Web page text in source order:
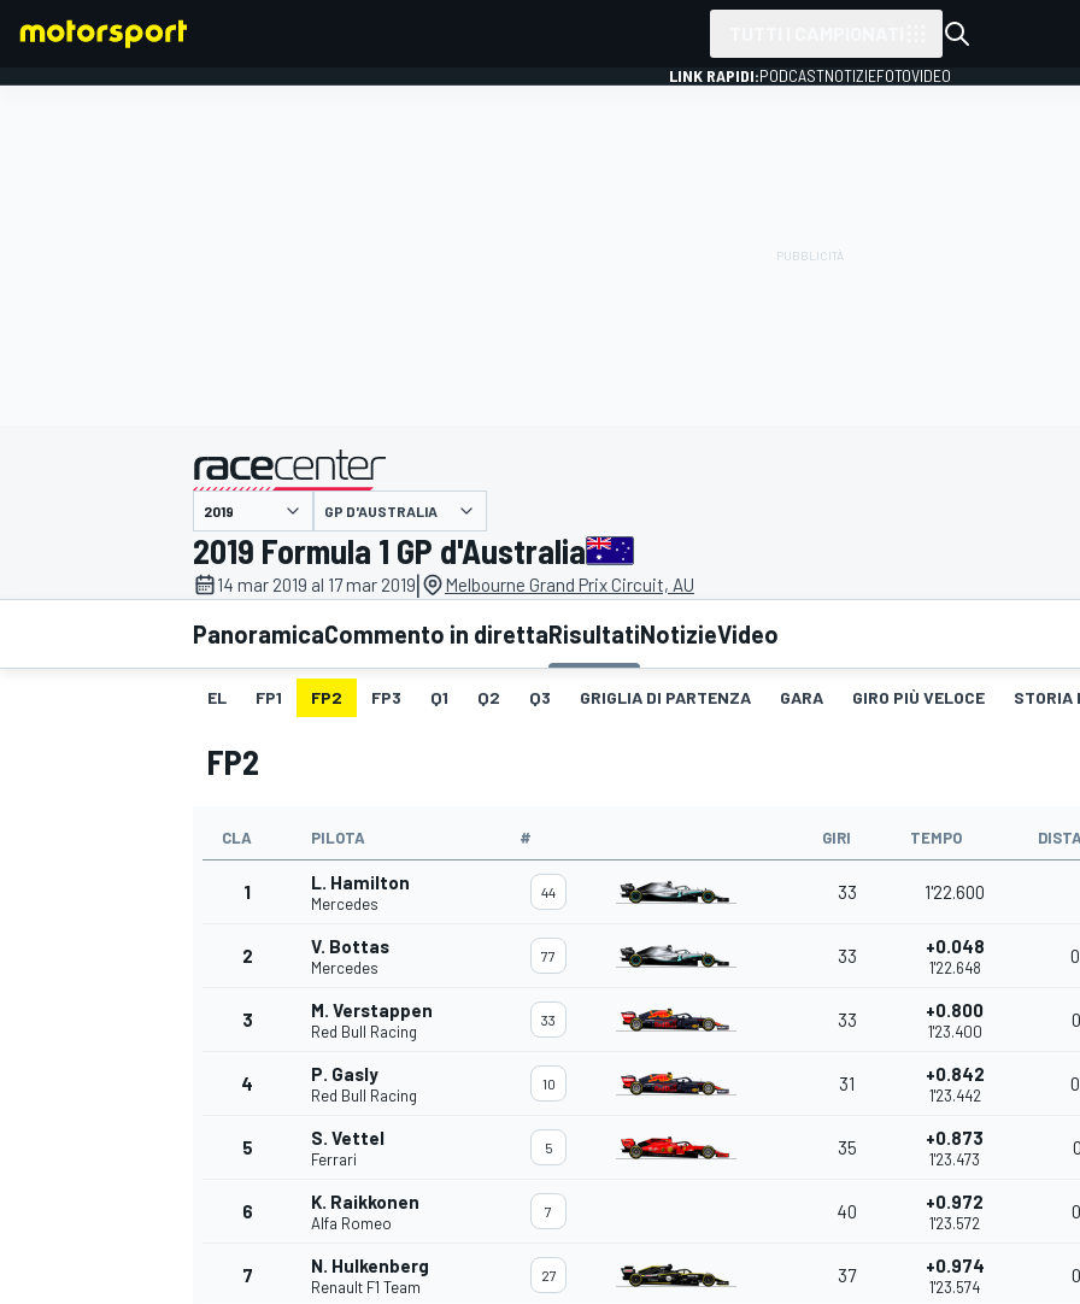
MOTOGP WEC
WRC
LINK RAPIDI:PODCASTNOTIZIEFOTOVIDEO
presentato da
GP D'AUSTRALIA
2019 Formula 1 GP d'Australia
14 mar 2019 al 17 mar 2019| Melbourne Grand Prix Circuit, AU
PanoramicaCommento in direttaRisultatiNotizieVideo
EL FP1 FP2 FP3 Q1 Q2 Q3 GRIGLIA DI PARTENZA GARA GIRO PIÙ VELOCE STORIA
FP2
CLA PILOTA # GIRI TEMPO
1 L. Hamilton
Mercedes
44 33 1'22.600
2 V. Bottas
Mercedes
77 33 +0.048
1'22.648
3 M. Verstappen
Red Bull Racing
33 33 +0.800
1'23.400
4 P. Gasly
Red Bull Racing
10 31 +0.842
1'23.442
5 S. Vettel
Ferrari
5 35 +0.873
1'23.473
6 K. Raikkonen
Alfa Romeo
7 40 +0.972
1'23.572
7 N. Hulkenberg
Renault F1 Team
27 37 +0.974
1'23.574